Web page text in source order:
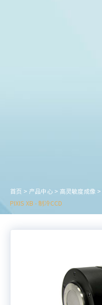
首页 > 产品中心 > 高灵敏度成像 >
PIXIS XB - 制冷CCD